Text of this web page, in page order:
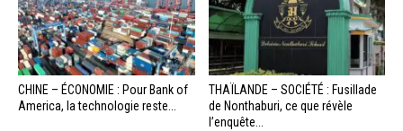
CHINE – ÉCONOMIE : Pour Bank of
America, la technologie reste...
THAÏLANDE – SOCIÉTÉ : Fusillade
de Nonthaburi, ce que révèle
l’enquête...